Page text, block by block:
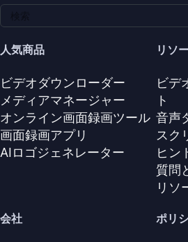
人気商品
ビデオダウンローダー
メディアマネージャー
オンライン画面録画ツール
画面録画アプリ
AIロゴジェネレーター
リソ
ビデ
ト
音声
スク
ヒン
質問
リソ
会社 ポリ